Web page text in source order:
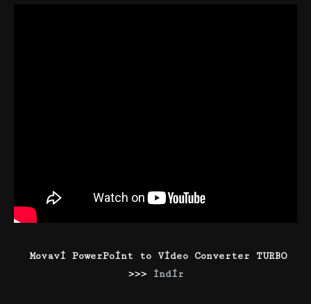
Movavi PowerPoint to Video Converter TURBO
>>>
İndir